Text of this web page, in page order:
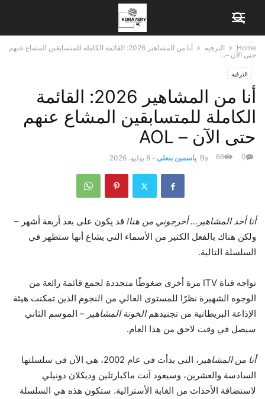
Home الترفيه
أنا من المشاهير 2026: القائمة الكاملة للمتسابقين المشاع عنهم
حتى الآن –...
الترفيه
أنا من المشاهير 2026: القائمة
الكاملة للمتسابقين المشاع عنهم
حتى الآن – AOL
By ياسمين بنعلي - 8 يوليو، 2026 0
66
أنا أحد المشاهير… أخرجوني من هنا! قد يكون على بعد أربعة أشهر –
ولكن هناك بالفعل الكثير من الأسماء التي يشاع أنها ستظهر في
السلسلة التالية.
تواجه قناة ITV مرة أخرى ضغوطًا متجددة لجمع قائمة رائعة من
الوجوه الشهيرة نظرًا للمستوى العالي من النجوم الذين تمكنت هيئة
الإذاعة البريطانية من تجنيدهمالخونة المشاهير – الموسم الثاني
سيصل في وقت لاحق من هذا العام.
أنا من المشاهير
، التي بدأت في عام 2002، هي الآن في سلسلتها
السادسة والعشرين، وسيعود آنت ماكبارتلين وديكلان دونيلي
لاستضافة الأحداث من الغابة الأسترالية. ستكون هذه هي السلسلة